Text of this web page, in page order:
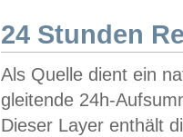
24 Stunden
Als Quelle dient ein
gleitende 24h-
Dieser Layer enthält